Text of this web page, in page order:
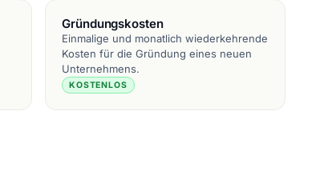
Gründungskosten
Einmalige und monatlich wiederkehrende
Kosten für die Gründung eines neuen
Unternehmens.
KOSTENLOS